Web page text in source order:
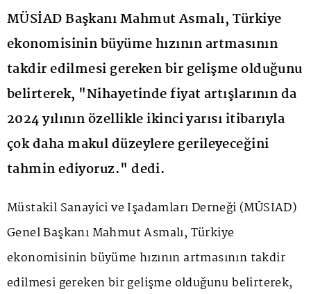
MÜSİAD Başkanı Mahmut Asmalı, Türkiye
ekonomisinin büyüme hızının artmasının
takdir edilmesi gereken bir gelişme olduğunu
belirterek, "Nihayetinde fiyat artışlarının da
2024 yılının özellikle ikinci yarısı itibarıyla
çok daha makul düzeylere gerileyeceğini
tahmin ediyoruz." dedi.
Müstakil Sanayici ve İşadamları Derneği (MÜSİAD)
Genel Başkanı Mahmut Asmalı, Türkiye
ekonomisinin büyüme hızının artmasının takdir
edilmesi gereken bir gelişme olduğunu belirterek,